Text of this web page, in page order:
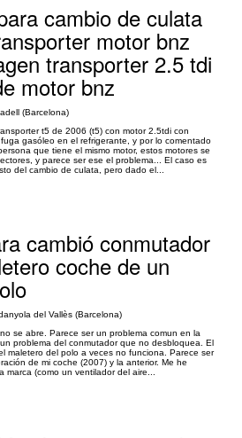
cambio de culata
motor bnz
transporter 2.5 tdi
motor bnz
(Barcelona)
t5 de 2006 (t5) con motor 2.5tdi con
gasóleo en el refrigerante, y por lo comentado
que tiene el mismo motor, estos motores se
y parece ser ese el problema... El caso es
del cambio de culata, pero dado el...
cambió conmutador
coche de un
del Vallès (Barcelona)
se abre. Parece ser un problema comun en la
problema del conmutador que no desbloquea. El
maletero del polo a veces no funciona. Parece ser
de mi coche (2007) y la anterior. Me he
(como un ventilador del aire...